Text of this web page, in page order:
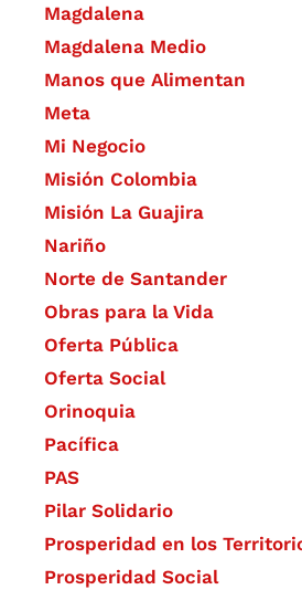
Magdalena
Magdalena Medio
Manos que Alimentan
Meta
Mi Negocio
Misión Colombia
Misión La Guajira
Nariño
Norte de Santander
Obras para la Vida
Oferta Pública
Oferta Social​​
Orinoquia
Pacífica
PAS
Pilar Solidario
Prosperidad en los
Prosperidad Social